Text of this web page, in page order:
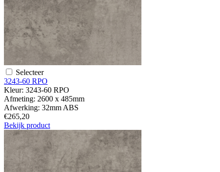
Selecteer
3243-60 RPO
Kleur: 3243-60 RPO
Afmeting: 2600 x 485mm
Afwerking: 32mm ABS
€265,20
Bekijk product